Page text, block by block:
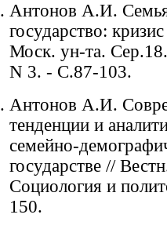
Антонов А.И.
государство:
Моск. ун-та.
N 3. - С.87-103.
Антонов А.И.
тенденции и
семейно-
государстве //
Социология и
150.